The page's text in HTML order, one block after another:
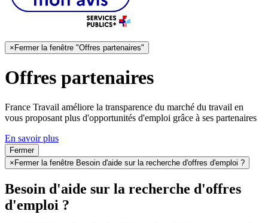
× Fermer la fenêtre "Offres partenaires"
Offres partenaires
France Travail améliore la transparence du marché du travail en
vous proposant plus d'opportunités d'emploi grâce à ses partenaires
En savoir plus
Fermer
×Fermer la fenêtre Besoin d'aide sur la recherche d'offres d'emploi ?
Besoin d'aide sur la recherche d'offres
d'emploi ?